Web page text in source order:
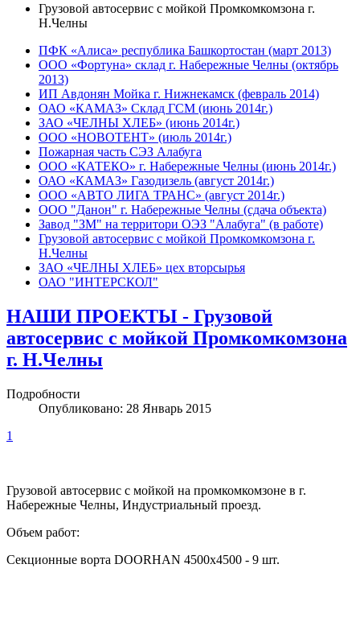
Грузовой автосервис с мойкой Промкомкомзона г.
Н.Челны
ПФК «Алиса» республика Башкортостан (март 2013)
ООО «Фортуна» склад г. Набережные Челны (октябрь
2013)
ИП Авдонян Мойка г. Нижнекамск (февраль 2014)
ОАО «КАМАЗ» Склад ГСМ (июнь 2014г.)
ЗАО «ЧЕЛНЫ ХЛЕБ» (июнь 2014г.)
ООО «НОВОТЕНТ» (июль 2014г.)
Пожарная часть СЭЗ Алабуга
ООО «КАТЕКО» г. Набережные Челны (июнь 2014г.)
ОАО «КАМАЗ» Газодизель (август 2014г.)
ООО «АВТО ЛИГА ТРАНС» (август 2014г.)
ООО "Данон" г. Набережные Челны (сдача объекта)
Завод "ЗМ" на территори ОЭЗ "Алабуга" (в работе)
Грузовой автосервис с мойкой Промкомкомзона г.
Н.Челны
ЗАО «ЧЕЛНЫ ХЛЕБ» цех вторсырья
ОАО "ИНТЕРСКОЛ"
НАШИ ПРОЕКТЫ - Грузовой
автосервис с мойкой Промкомкомзона
г. Н.Челны
Подробности
Опубликовано: 28 Январь 2015
1
Грузовой автосервис с мойкой на промкомкомзоне в г.
Набережные Челны, Индустриальный проезд.
Объем работ:
Секционные ворта DOORHAN 4500x4500 - 9 шт.